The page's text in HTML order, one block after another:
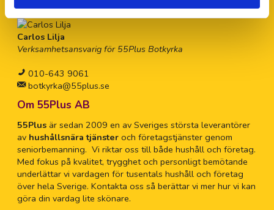
personlig hjälp.
Carlos Lilja
Verksamhetsansvarig för 55Plus Botkyrka
010-643 9061
botkyrka@55plus.se
Om 55Plus AB
55Plusär sedan 2009 en av Sveriges största leverantörer
av hushållsnära tjänsteroch företagstjänster genom
seniorbemanning. Vi riktar oss till både hushåll och företag.
Med fokus på kvalitet, trygghet och personligt bemötande
underlättar vi vardagen för tusentals hushåll och företag
över hela Sverige. Kontakta oss så berättar vi mer hur vi kan
göra din vardag lite skönare.